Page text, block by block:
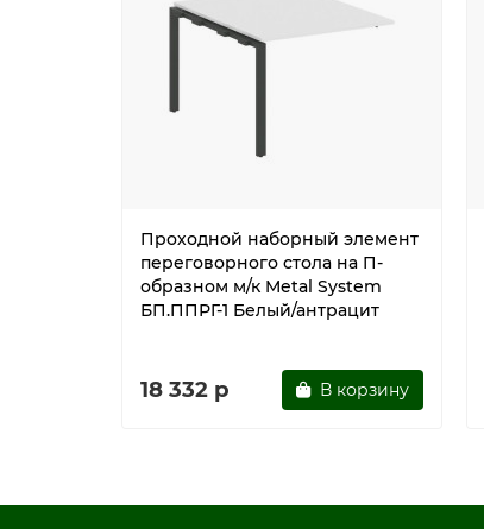
Проходной наборный элемент
переговорного стола на П-
образном м/к Metal System
БП.ППРГ-1 Белый/антрацит
18 332 р В корзину